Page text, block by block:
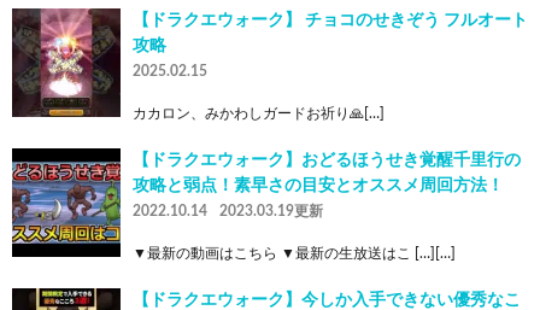
【ドラクエウォーク】 チョコのせきぞう フルオート
攻略
2025.02.15
カカロン、みかわしガードお祈り🙏[…]
【ドラクエウォーク】おどるほうせき覚醒千里行の
攻略と弱点！素早さの目安とオススメ周回方法！
2022.10.14 2023.03.19更新
▼最新の動画はこちら ▼最新の生放送はこ […][…]
【ドラクエウォーク】今しか入手できない優秀なこ